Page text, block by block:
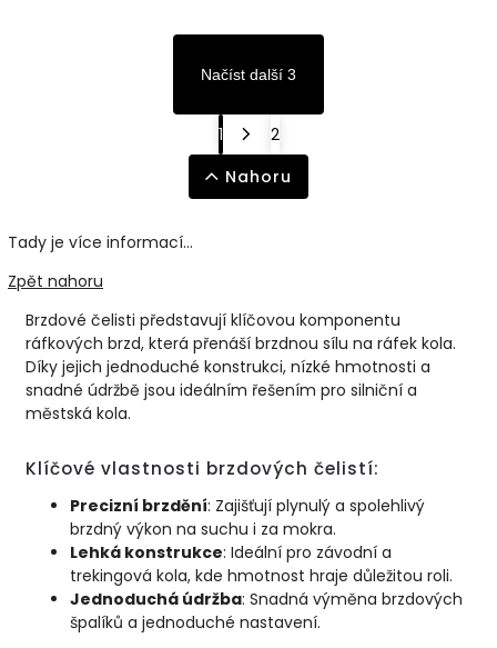
Načíst další 3
1
2
Nahoru
Tady je více informací...
Zpět nahoru
Brzdové čelisti představují klíčovou komponentu
ráfkových brzd, která přenáší brzdnou sílu na ráfek kola.
Díky jejich jednoduché konstrukci, nízké hmotnosti a
snadné údržbě jsou ideálním řešením pro silniční a
městská kola.
Klíčové vlastnosti brzdových čelistí:
Precizní brzdění: Zajišťují plynulý a spolehlivý
brzdný výkon na suchu i za mokra.
Lehká konstrukce: Ideální pro závodní a
trekingová kola, kde hmotnost hraje důležitou roli.
Jednoduchá údržba: Snadná výměna brzdových
špalíků a jednoduché nastavení.